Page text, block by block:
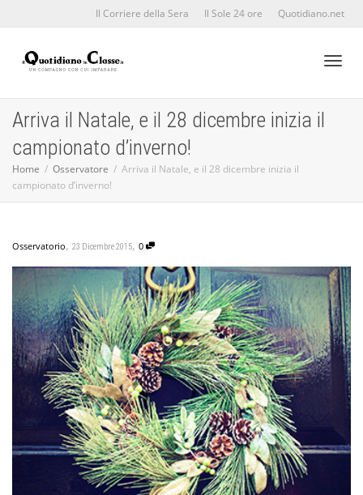
Il Corriere della Sera Il Sole 24 ore Quotidiano.net
Arriva il Natale, e il 28 dicembre inizia il
campionato d’inverno!
Home Osservatore
Arriva il Natale, e il 28 dicembre inizia il
campionato d’inverno!
Osservatorio, 23 Dicembre 2015, 0